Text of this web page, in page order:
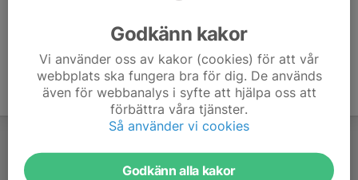
Godkänn kakor
Vi använder oss av kakor (cookies) för att vår
webbplats ska fungera bra för dig. De används
även för webbanalys i syfte att hjälpa oss att
förbättra våra tjänster.
Så använder vi cookies
Godkänn alla kakor